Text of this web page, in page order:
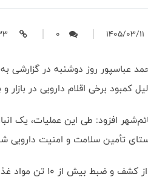
1405/03/11
0
عباسپور روز دوشنبه در گزارشی
کمبود برخی اقلام دارویی در
تأمین سلامت و امنیت دارویی
۵ میلیارد ریال در یک واحد صنفی مشاور املاک در این شهرستان خبر داد.